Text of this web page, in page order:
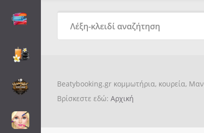
Beatybooking.gr κομμωτήρια, κουρεία,
Βρίσκεστε εδώ: Αρχική